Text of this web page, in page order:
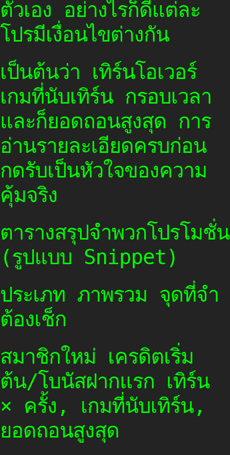
ตัวเอง อย่างไรก็ดีแต่ละ
โปรมีเงื่อนไขต่างกัน
เป็นต้นว่า เทิร์นโอเวอร์
เกมที่นับเทิร์น กรอบเวลา
และก็ยอดถอนสูงสุด การ
อ่านรายละเอียดครบก่อน
กดรับเป็นหัวใจของความ
คุ้มจริง
ตารางสรุปจำพวกโปรโมชั่น
(รูปแบบ Snippet)
ประเภท ภาพรวม จุดที่จำ
ต้องเช็ก
สมาชิกใหม่ เครดิตเริ่ม
ต้น/โบนัสฝากแรก เทิร์น
× ครั้ง, เกมที่นับเทิร์น,
ยอดถอนสูงสุด